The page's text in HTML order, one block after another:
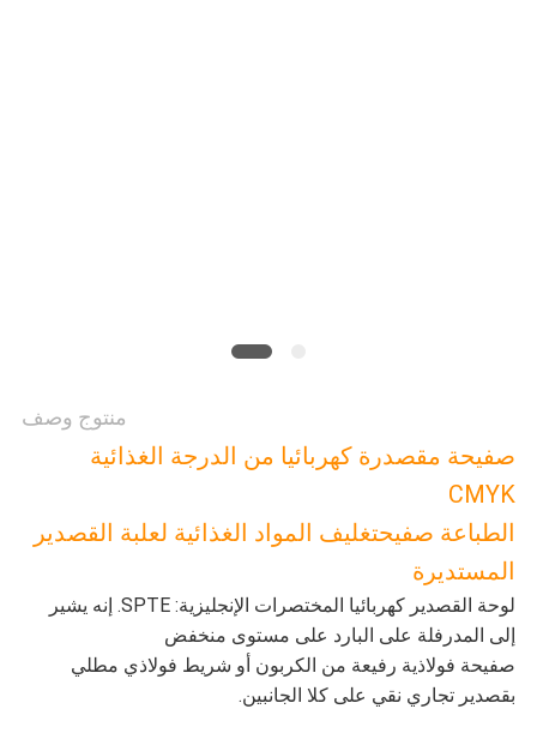
الخصوصية
منتوج وصف
صفيحة مقصدرة كهربائيا من الدرجة الغذائية
CMYK
الطباعة صفيحتغليف المواد الغذائية لعلبة القصدير
المستديرة
لوحة القصدير كهربائيا المختصرات الإنجليزية: SPTE. إنه يشير
إلى المدرفلة على البارد على مستوى منخفض
صفيحة فولاذية رفيعة من الكربون أو شريط فولاذي مطلي
بقصدير تجاري نقي على كلا الجانبين.